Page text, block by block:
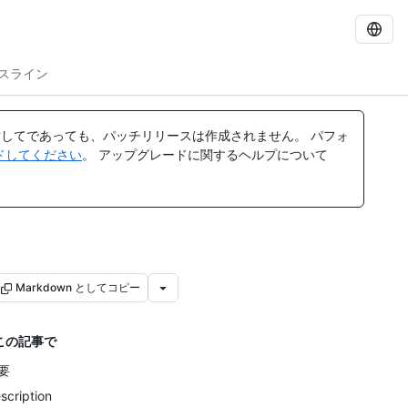
ライン
てであっても、パッチリリースは作成されません。 パフォ
してください。 アップグレードに関するヘルプについて
Markdown としてコピー
の記事で